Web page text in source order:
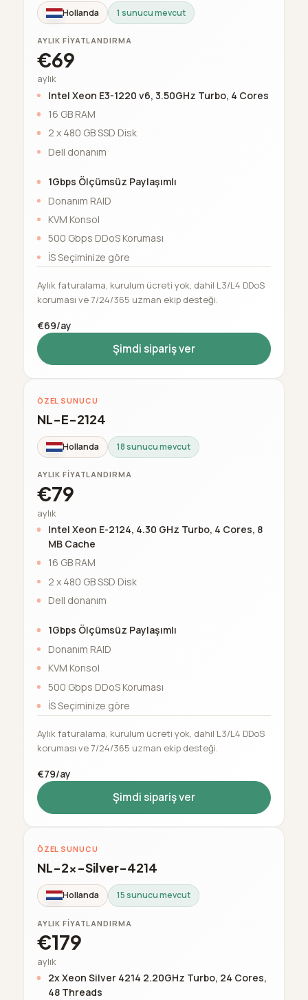
Hollanda 1 sunucu mevcut
AYLIK FIYATLANDIRMA
€69
aylık
Intel Xeon E3-1220 v6, 3.50GHz Turbo, 4 Cores
16 GB RAM
2 x 480 GB SSD Disk
Dell donanım
1Gbps Ölçümsüz Paylaşımlı
Donanım RAID
KVM Konsol
500 Gbps DDoS Koruması
İS Seçiminize göre
Aylık faturalama, kurulum ücreti yok, dahil L3/L4 DDoS
koruması ve 7/24/365 uzman ekip desteği.
€69/ay
Şimdi sipariş ver
ÖZEL SUNUCU
NL-E-2124
Hollanda 18 sunucu mevcut
AYLIK FIYATLANDIRMA
€79
aylık
Intel Xeon E-2124, 4.30 GHz Turbo, 4 Cores, 8
MB Cache
16 GB RAM
2 x 480 GB SSD Disk
Dell donanım
1Gbps Ölçümsüz Paylaşımlı
Donanım RAID
KVM Konsol
500 Gbps DDoS Koruması
İS Seçiminize göre
Aylık faturalama, kurulum ücreti yok, dahil L3/L4 DDoS
koruması ve 7/24/365 uzman ekip desteği.
€79/ay
Şimdi sipariş ver
ÖZEL SUNUCU
NL-2x-Silver-4214
Hollanda 15 sunucu mevcut
AYLIK FIYATLANDIRMA
€179
aylık
2x Xeon Silver 4214 2.20GHz Turbo, 24 Cores,
48 Threads